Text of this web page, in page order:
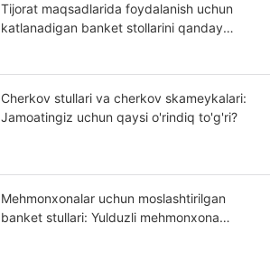
Tijorat maqsadlarida foydalanish uchun
katlanadigan banket stollarini qanday
Cherkov stullari va cherkov skameykalari:
Jamoatingiz uchun qaysi o'rindiq to'g'ri?
Mehmonxonalar uchun moslashtirilgan
banket stullari: Yulduzli mehmonxona